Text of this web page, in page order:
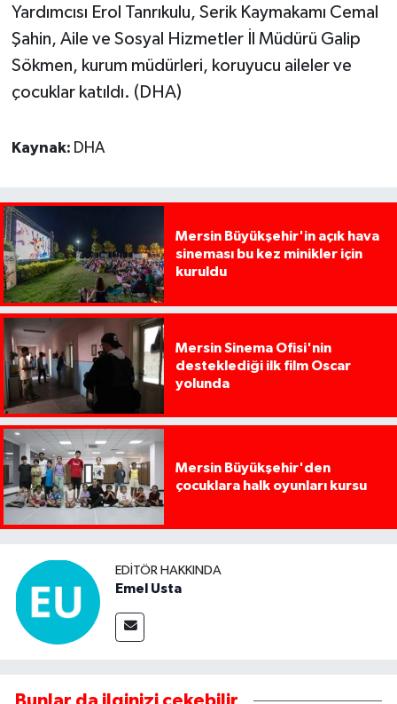
Yardımcısı Erol Tanrıkulu, Serik Kaymakamı Cemal
Şahin, Aile ve Sosyal Hizmetler İl Müdürü Galip
Sökmen, kurum müdürleri, koruyucu aileler ve
çocuklar katıldı. (DHA)
Kaynak: DHA
Mersin Büyükşehir'in açık hava
sineması bu kez minikler için
kuruldu
Mersin Sinema Ofisi'nin
desteklediği ilk film Oscar
yolunda
Mersin Büyükşehir'den
çocuklara halk oyunları kursu
EDITÖR HAKKINDA
Emel Usta